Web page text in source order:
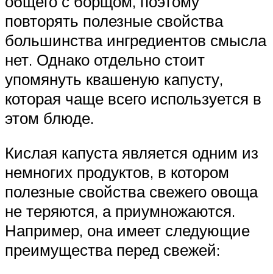
повторять полезные свойства
большинства ингредиентов смысла
нет. Однако отдельно стоит
упомянуть квашеную капусту,
которая чаще всего используется в
этом блюде.
Кислая капуста является одним из
немногих продуктов, в котором
полезные свойства свежего овоща
не теряются, а приумножаются.
Например, она имеет следующие
преимущества перед свежей: